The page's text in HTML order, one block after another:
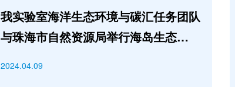
我实验室海洋生态环境与碳汇任务团队
与珠海市自然资源局举行海岛生态修复
2024.04.09